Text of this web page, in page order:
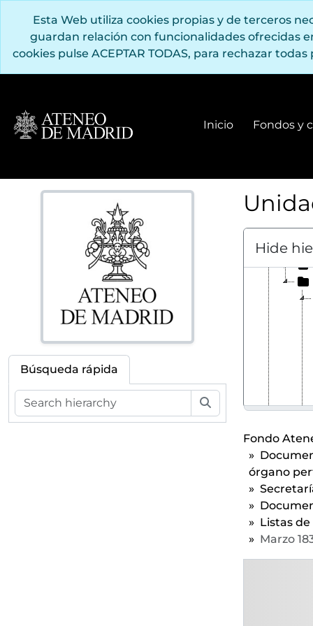
Esta Web utiliza cookies propias y de terceros
guardan relación con funcionalidades ofrecidas
cookies pulse ACEPTAR TODAS, para rechazar
Inicio Fondos y
Búsqueda rápida
Búsqueda
Hide
Fondo
órgano
Listas de
Marzo